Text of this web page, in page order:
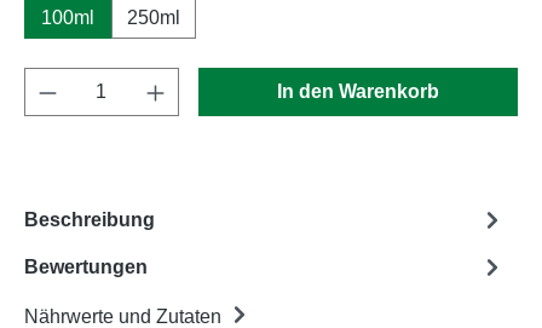
100ml 250ml
Produkt Anzahl: Gib den gewünschten
In den Warenkorb
Beschreibung
Bewertungen
Nährwerte und Zutaten